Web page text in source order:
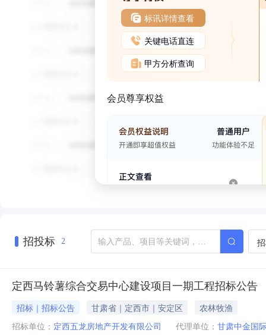
标讯详情查看
关键电话直连
甲方分析查询
会员尊享权益
招投标 2
定西马铃薯综合交易中心建设项目一期工程招标公告
招标｜招标公告 甘肃省｜定西市｜安定区
农林牧渔
招标单位： 定西五龙房地产开发有限公司 代理单位： 甘肃中金国